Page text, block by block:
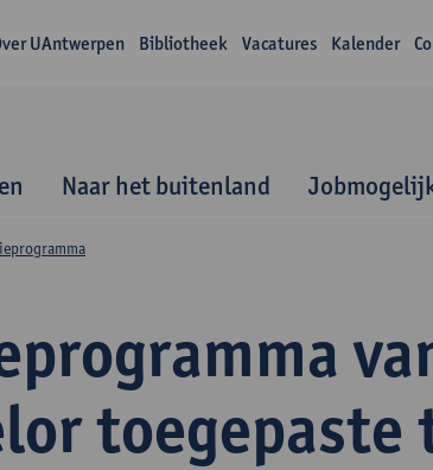
UAntwerpen Bibliotheek Vacatures Kalender
Naar het buitenland